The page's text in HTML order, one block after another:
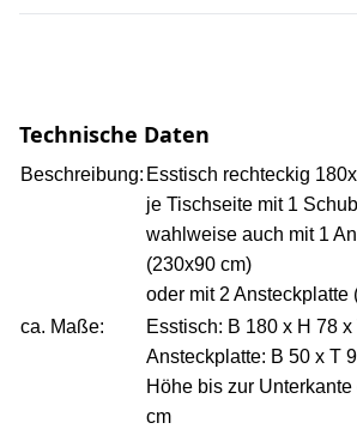
Technische Daten
Beschreibung: Esstisch rechteckig
je Tischseite mit 1
wahlweise auch mit 1
(230x90 cm)
oder mit 2 Ansteckplatte
ca. Maße:
Esstisch: B 180 x H 78 x
Ansteckplatte: B 50 x T
Höhe bis zur
cm